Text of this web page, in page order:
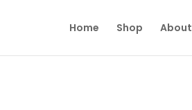
Home Shop About